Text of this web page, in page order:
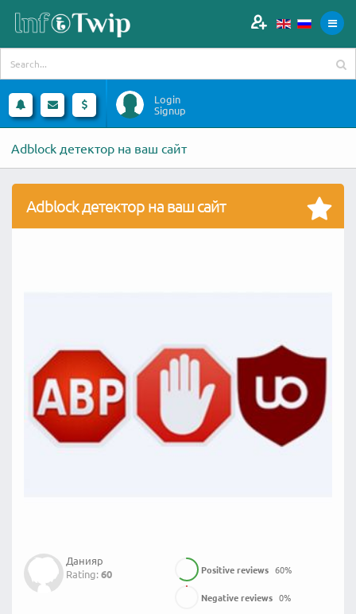
Login
Signup
Adblock детектор на ваш сайт
Adblock детектор на ваш сайт
Данияр
Rating:60 Positive reviews 60%
Negative reviews 0%